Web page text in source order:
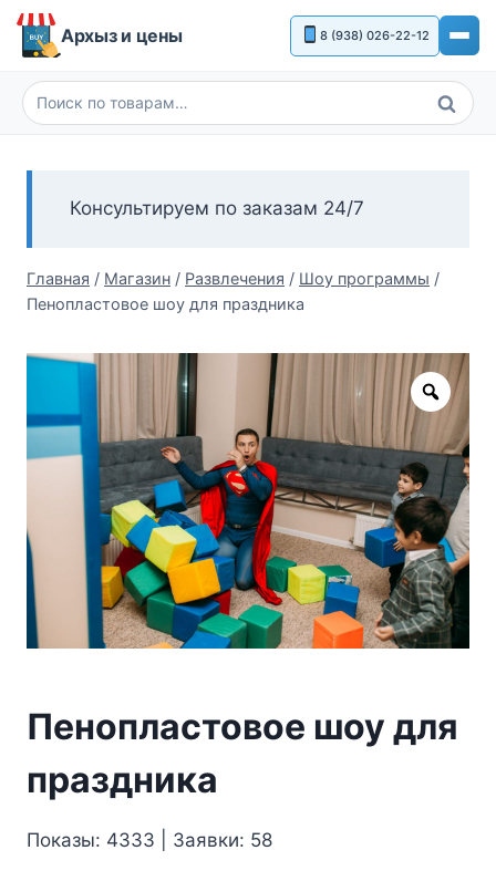
Перейти
Архыз и цены 8 (938) 026-22-12
Искать:
Поиск
Консультируем по заказам 24/7
Главная / Магазин / Развлечения / Шоу программы /
Пенопластовое шоу для праздника
Zoom
Пенопластовое шоу для
праздника
Показы: 4333 | Заявки: 58